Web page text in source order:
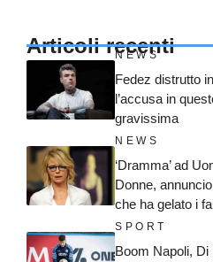
Articoli recenti
NEWS
Fedez distrutto
l’accusa in
gravissima
NEWS
‘Dramma’ ad
Donne,
che ha gelato i
SPORT
Boom Napoli, Di